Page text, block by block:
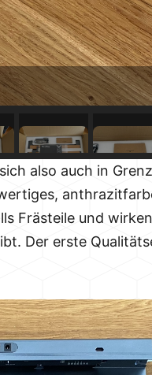
also auch in
Frästeile und
Der erste